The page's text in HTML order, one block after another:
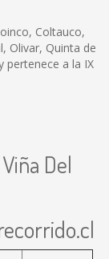
Coltauco,
Olivar, Quinta de
pertenece a la IX
Del